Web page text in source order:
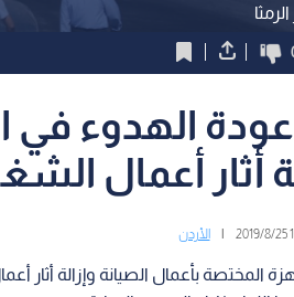
الهدوء في
أثار أعمال
الأردن
المختصة بأعمال الصيانة وإزالة أثار